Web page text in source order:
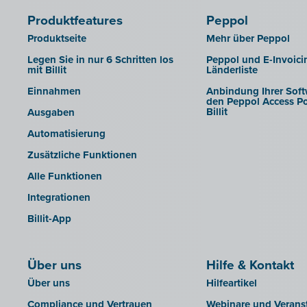
Produktfeatures
Produktseite
Legen Sie in nur 6 Schritten los
mit Billit
Einnahmen
Ausgaben
Automatisierung
Zusätzliche Funktionen
Alle Funktionen
Integrationen
Billit-App
Peppol
Mehr über Peppol
Peppol und E-
Länderliste
Anbindung Ihrer
den Peppol Access
Billit
Über uns
Über uns
Hilfe & Kontakt
Hilfeartikel